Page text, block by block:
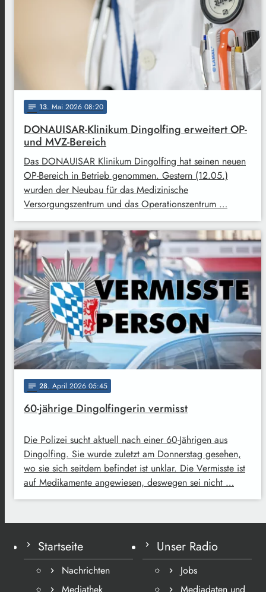
notes 13. Mai 2026 08:20
DONAUISAR-Klinikum Dingolfing erweitert OP-
und MVZ-Bereich
Das DONAUISAR Klinikum Dingolfing hat seinen neuen
OP-Bereich in Betrieb genommen. Gestern (12.05.)
wurden der Neubau für das Medizinische
Versorgungszentrum und das Operationszentrum …
notes 28. April 2026 05:45
60-jährige Dingolfingerin vermisst
Die Polizei sucht aktuell nach einer 60-Jährigen aus
Dingolfing. Sie wurde zuletzt am Donnerstag gesehen,
wo sie sich seitdem befindet ist unklar. Die Vermisste ist
auf Medikamente angewiesen, deswegen sei nicht …
Startseite
Nachrichten
Unser Radio
Jobs